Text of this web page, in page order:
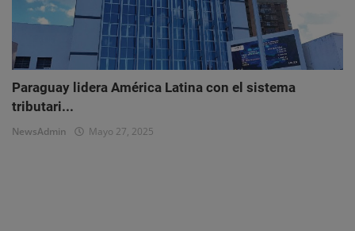
Paraguay lidera América Latina con el sistema
tributari...
NewsAdmin Mayo 27, 2025